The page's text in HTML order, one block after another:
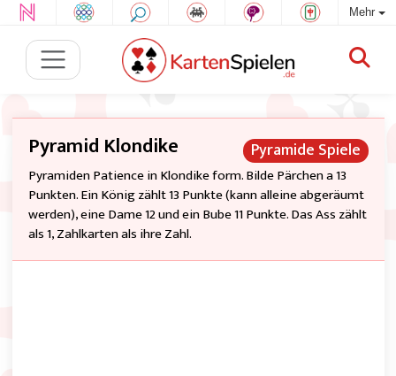
Mehr
Pyramide Spiele
Pyramid Klondike
Pyramiden Patience in Klondike form. Bilde Pärchen a 13
Punkten. Ein König zählt 13 Punkte (kann alleine abgeräumt
werden), eine Dame 12 und ein Bube 11 Punkte. Das Ass zählt
als 1, Zahlkarten als ihre Zahl.